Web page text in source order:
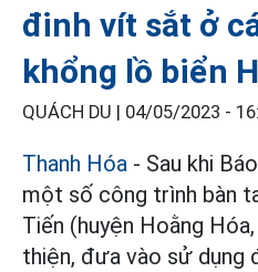
đinh vít sắt ở
khổng lồ biển
QUÁCH DU | 04/05/2023 -
Thanh Hóa - Sau khi
một số công trình bàn
Tiến (huyện Hoằng
thiện, đưa vào sử dụng